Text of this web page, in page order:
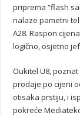
priprema “flash
nalaze pametni
A28. Raspon
logično, osjetno
Oukitel U8,
prodaje po cijeni
otisaka prstiju, i
pokreće